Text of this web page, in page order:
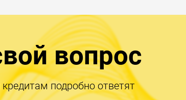
вопрос
подробно ответят